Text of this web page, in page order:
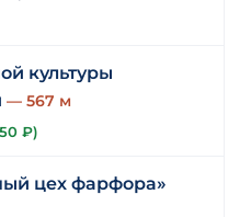
культуры
— 567 м
₽)
цех фарфора»